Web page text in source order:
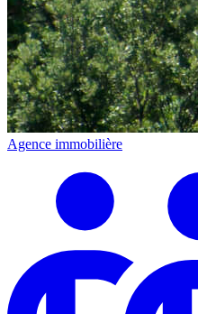
Agence immobilière